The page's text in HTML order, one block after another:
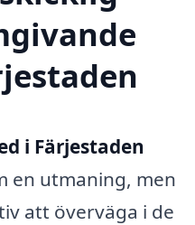
i Färjestaden
en utmaning, men
att överväga i de